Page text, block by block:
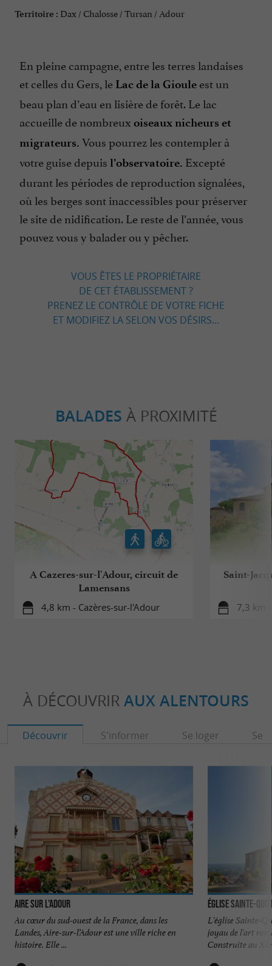
Territoire : Dax / Chalosse / Tursan / Adour
En pleine campagne, entre les terres landaises
et celles du Gers, le Lac de la Gioule est un
beau plan d’eau en lisière de forêt. Le lac
accueille de nombreux oiseaux nicheurs et
migrateurs. Vous pourrez les contempler à
votre guise depuis l’observatoire. Excepté
durant les périodes de reproduction signalées,
où les berges sont inaccessibles pour préserver
le site de nidification. Le reste de l’année, vous
pouvez vous y balader ou y pêcher.
VOUS ÊTES LE PROPRIÉTAIRE
DE CET ÉTABLISSEMENT ?
PRENEZ LE CONTRÔLE DE VOTRE FICHE
ET MODIFIEZ LA SELON VOS DÉSIRS...
BALADES À PROXIMITÉ
A Cazeres-sur-l'Adour, circuit de
Lamensans
4,8 km - Cazères-sur-l'Adour
Saint-
7,3 km
À DÉCOUVRIR AUX ALENTOURS
Découvrir S'informer Se loger Se
Aire sur l'Adour
Au cœur du sud-ouest de la France, dans les
Landes, Aire-sur-l’Adour est une ville riche en
histoire. Elle ...
Église Sainte-
L'église Sainte-
joyau de l'art
Construite au